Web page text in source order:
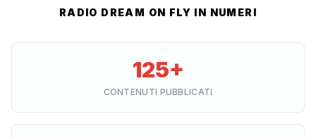
RADIO DREAM ON FLY IN NUMERI
125+
CONTENUTI PUBBLICATI